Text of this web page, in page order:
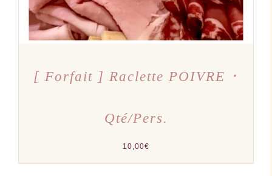
[ Forfait ] Raclette POIVRE ･
Qté/Pers.
10,00€